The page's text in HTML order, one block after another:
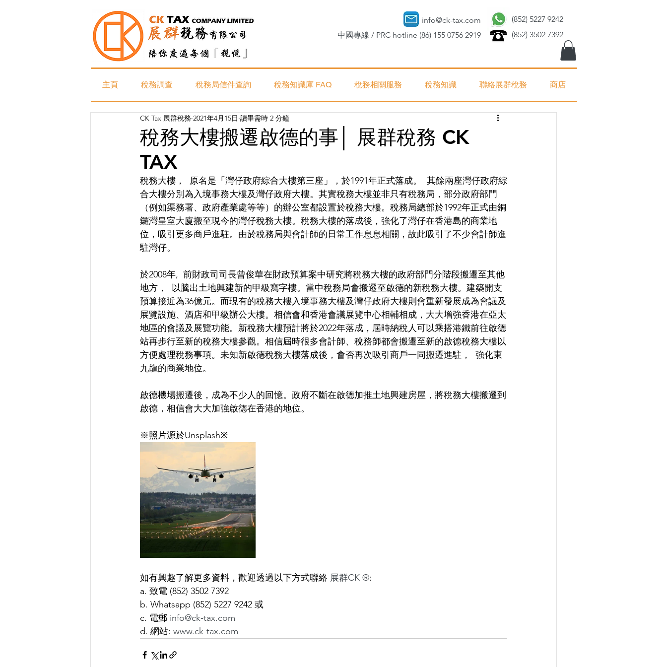
info@ck-tax.com
中國專線 / PRC hotline (86) 155 0756 2919
(852) 5227 9242
(852) 3502 7392
主頁 稅務調查 稅務局信件查詢 稅務知識庫 FAQ 稅務相關服務 稅務知識 聯絡展群稅務 商店
稅務大樓搬遷啟德的事│ 展群稅務 CK
TAX
CK Tax 展群稅務 2021年4月15日 讀畢需時 2 分鐘
稅務大樓，  原名是「灣仔政府綜合大樓第三座」，於1991年正式落成。  其餘兩座灣仔政府綜
合大樓分別為入境事務大樓及灣仔政府大樓。其實稅務大樓並非只有稅務局，部分政府部門
（例如渠務署、政府產業處等等）的辦公室都設置於稅務大樓。稅務局總部於1992年正式由銅
鑼灣皇室大廈搬至現今的灣仔稅務大樓。稅務大樓的落成後，強化了灣仔在香港島的商業地
位，吸引更多商戶進駐。由於稅務局與會計師的日常工作息息相關，故此吸引了不少會計師進
駐灣仔。
於2008年,  前財政司司長曾俊華在財政預算案中研究將稅務大樓的政府部門分階段搬遷至其他
地方，  以騰出土地興建新的甲級寫字樓。當中稅務局會搬遷至啟德的新稅務大樓。建築開支
預算接近為36億元。而現有的稅務大樓入境事務大樓及灣仔政府大樓則會重新發展成為會議及
展覽設施、酒店和甲級辦公大樓。相信會和香港會議展覽中心相輔相成，大大增強香港在亞太
地區的會議及展覽功能。新稅務大樓預計將於2022年落成，屆時納稅人可以乘搭港鐵前往啟德
站再步行至新的稅務大樓參觀。相信屆時很多會計師、稅務師都會搬遷至新的啟德稅務大樓以
方便處理稅務事項。未知新啟德稅務大樓落成後，會否再次吸引商戶一同搬遷進駐，  強化東
九龍的商業地位。
啟德機場搬遷後，成為不少人的回憶。政府不斷在啟德加推土地興建房屋，將稅務大樓搬遷到
啟德，相信會大大加強啟德在香港的地位。
※照片源於Unsplash※
如有興趣了解更多資料，歡迎透過以下方式聯絡 展群CK ®:
a. 致電 (852) 3502 7392
b. Whatsapp (852) 5227 9242 或
c. 電郵 info@ck-tax.com
d. 網站: www.ck-tax.com